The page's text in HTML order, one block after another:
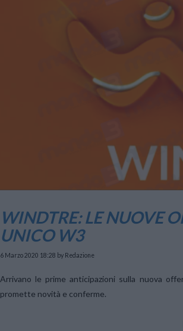
WINDTRE: LE NUOVE
UNICO W3
6 Marzo 2020 18:28 by Redazione
Arrivano le prime anticipazioni sulla nuova
promette novità e conferme.